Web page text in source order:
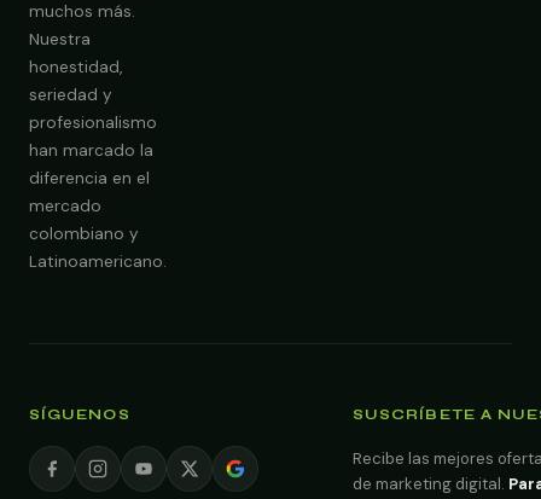
muchos más.
Nuestra
honestidad,
seriedad y
profesionalismo
han marcado la
diferencia en el
mercado
colombiano y
Latinoamericano.
SÍGUENOS SUSCRÍBETE A
Recibe las mejores
de marketing digital.